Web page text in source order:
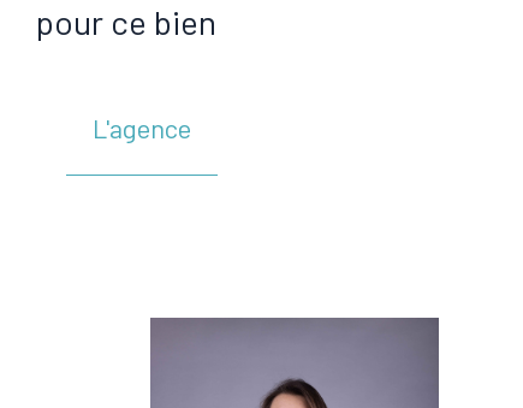
pour ce bien
L'agence